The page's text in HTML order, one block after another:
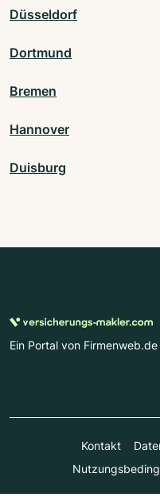
Düsseldorf
Dortmund
Bremen
Hannover
Duisburg
Ein Portal von Firmenweb.de
Kontakt